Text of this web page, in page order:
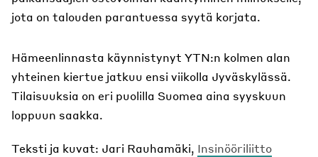
jota on talouden parantuessa syytä korjata.
Hämeenlinnasta käynnistynyt YTN:n kolmen alan
yhteinen kiertue jatkuu ensi viikolla Jyväskylässä.
Tilaisuuksia on eri puolilla Suomea aina syyskuun
loppuun saakka.
Teksti ja kuvat: Jari Rauhamäki, Insinööriliitto